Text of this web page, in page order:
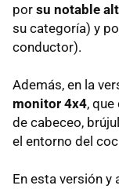
por su notable
su categoría) y
conductor).
Además, en la
monitor 4x4,
de cabeceo,
el entorno del
En esta versión y